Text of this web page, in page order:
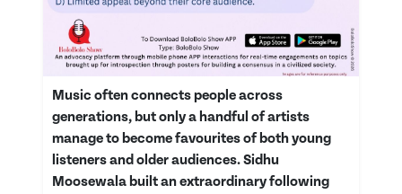
Music often connects people across
generations, but only a handful of artists
manage to become favourites of both young
listeners and older audiences. Sidhu
Moosewala built an extraordinary following